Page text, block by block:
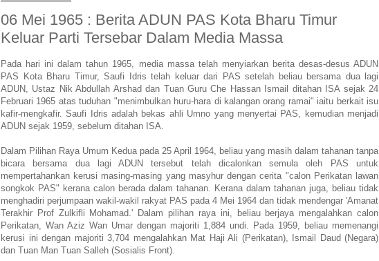
06 Mei 1965 : Berita ADUN PAS Kota Bharu Timur
Keluar Parti Tersebar Dalam Media Massa
Pada hari ini dalam tahun 1965, media massa telah menyiarkan berita desas-desus ADUN
PAS Kota Bharu Timur, Saufi Idris telah keluar dari PAS setelah beliau bersama dua lagi
ADUN, Ustaz Nik Abdullah Arshad dan Tuan Guru Che Hassan Ismail ditahan ISA sejak 24
Februari 1965 atas tuduhan "menimbulkan huru-hara di kalangan orang ramai" iaitu berkait isu
kafir-mengkafir. Saufi Idris adalah bekas ahli Umno yang menyertai PAS, kemudian menjadi
ADUN sejak 1959, sebelum ditahan ISA.
Dalam Pilihan Raya Umum Kedua pada 25 April 1964, beliau yang masih dalam tahanan tanpa
bicara bersama dua lagi ADUN tersebut telah dicalonkan semula oleh PAS untuk
mempertahankan kerusi masing-masing yang masyhur dengan cerita "calon Perikatan lawan
songkok PAS" kerana calon berada dalam tahanan. Kerana dalam tahanan juga, beliau tidak
menghadiri perjumpaan wakil-wakil rakyat PAS pada 4 Mei 1964 dan tidak mendengar 'Amanat
Terakhir Prof Zulkifli Mohamad.' Dalam pilihan raya ini, beliau berjaya mengalahkan calon
Perikatan, Wan Aziz Wan Umar dengan majoriti 1,884 undi. Pada 1959, beliau memenangi
kerusi ini dengan majoriti 3,704 mengalahkan Mat Haji Ali (Perikatan), Ismail Daud (Negara)
dan Tuan Man Tuan Salleh (Sosialis Front).